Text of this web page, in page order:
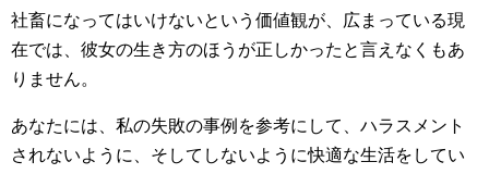
社畜になってはいけないという価値観が、広まっている現
在では、彼女の生き方のほうが正しかったと言えなくもあ
りません。
あなたには、私の失敗の事例を参考にして、ハラスメント
されないように、そしてしないように快適な生活をしてい